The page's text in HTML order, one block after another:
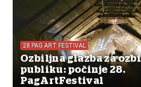
28 PAG ART FESTIVAL
Ozbiljna glazba za
publiku: počinje 28.
PagArtFestival